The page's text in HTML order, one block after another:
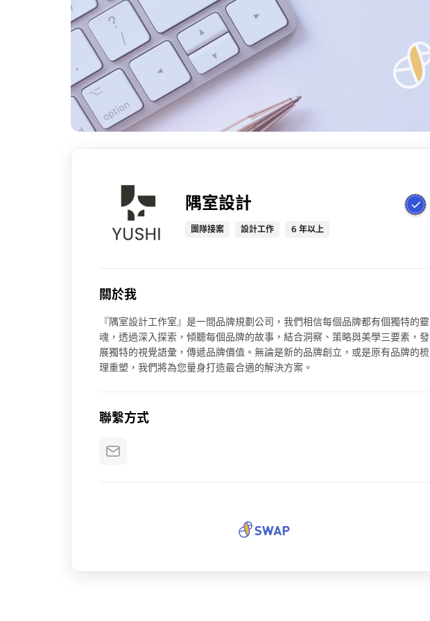
隅室設計
團隊接案 設計工作 6 年以上
關於我
『隅室設計工作室』是一間品牌規劃公司，我們相信每個品牌都有個獨特的靈
魂，透過深入探索，傾聽每個品牌的故事，結合洞察、策略與美學三要素，發
展獨特的視覺語彙，傳遞品牌價值。無論是新的品牌創立，或是原有品牌的梳
理重塑，我們將為您量身打造最合適的解決方案。
聯繫方式